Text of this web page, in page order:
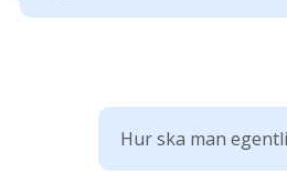
Hur ska man